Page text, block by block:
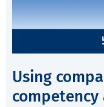
Using
competency